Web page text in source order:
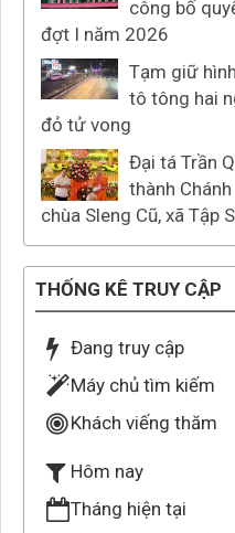
công bố
đợt I năm 2026
Tạm giữ
tô tông hai
đỏ tử vong
Đại tá Trần
thành
chùa Sleng Cũ, xã Tập
THỐNG KÊ TRUY CẬP
Đang truy cập
Máy chủ tìm kiếm
Khách viếng thăm
Hôm nay
Tháng hiện tại